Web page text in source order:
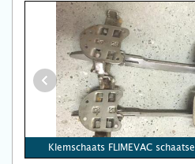
Klemschaats FLIMEVAC